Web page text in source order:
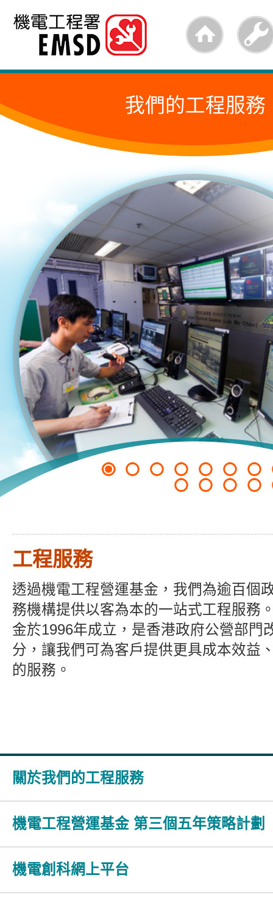
跳
內
的
我們的工程服務
工程服務
透過機電工程營運基金，我們為逾百個
務機構提供以客為本的一站式工程服務
金於1996年成立，是香港政府公營部門
分，讓我們可為客戶提供更具成本效益
的服務。
關於我們的工程服務
機電工程營運基金 第三個五年策略計劃
機電創科網上平台